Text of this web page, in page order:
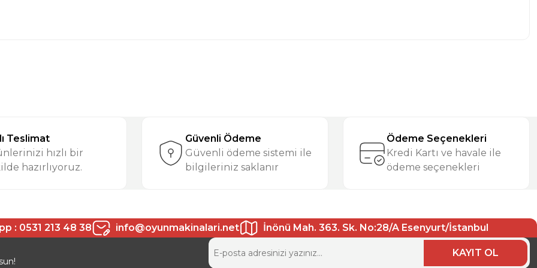
Teslimat
hızlı bir
hazırlıyoruz.
Güvenli Ödeme
Güvenli ödeme sistemi ile
bilgileriniz saklanır
Ödeme Seçenekleri
Kredi Kartı ve havale ile
ödeme seçenekleri
: 0531 213 48 38 info@oyunmakinalari.net İnönü Mah. 363. Sk. No:28/A Esenyurt/İstanbul
KAYIT OL